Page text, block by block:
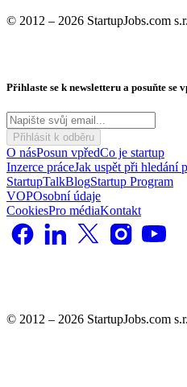
© 2012 – 2026 StartupJobs.com
Přihlaste se k newsletteru a posuňte se
Přihlásit k odběru
O násPosun vpředCo je startup
Inzerce práceJak uspět při hledání
StartupTalkBlogStartup Program
VOPOsobní údaje
CookiesPro médiaKontakt
© 2012 – 2026 StartupJobs.com